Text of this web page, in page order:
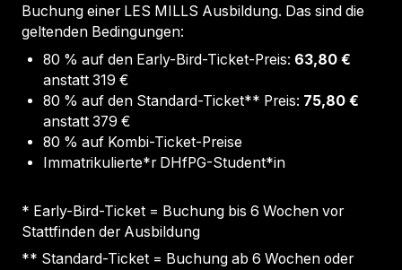
Buchung einer LES MILLS Ausbildung. Das sind die
geltenden Bedingungen:
80 % auf den Early-Bird-Ticket-Preis: 63,80 €
anstatt 319 €
80 % auf den Standard-Ticket** Preis: 75,80 €
anstatt 379 €
80 % auf Kombi-Ticket-Preise
Immatrikulierte*r DHfPG-Student*in
* Early-Bird-Ticket = Buchung bis 6 Wochen vor
Stattfinden der Ausbildung
** Standard-Ticket = Buchung ab 6 Wochen oder